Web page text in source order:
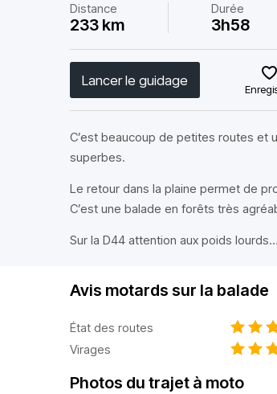
Distance
233 km
Durée
3h58
Lancer le guidage
C’est beaucoup de petites routes et
superbes.
Le retour dans la plaine permet de
C’est une balade en forêts très
Sur la D44 attention aux poids
Avis motards sur la balade
État des routes
Virages
Photos du trajet à moto